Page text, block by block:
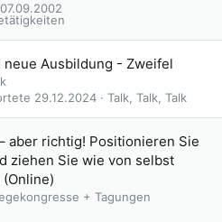
07.09.2002
Ausbildung - Zweifel
Talk, Talk, Talk
29.12.2024
aber richtig! Positionieren Sie
ziehen Sie wie von selbst
+ Tagungen